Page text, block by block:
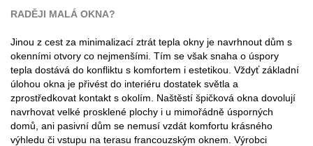
RADĚJI MALÁ OKNA?
Jinou z cest za minimalizací ztrát tepla okny je navrhnout dům s
okenními otvory co nejmenšími. Tím se však snaha o úspory
tepla dostává do konfliktu s komfortem i estetikou. Vždyť základní
úlohou okna je přivést do interiéru dostatek světla a
zprostředkovat kontakt s okolím. Naštěstí špičková okna dovolují
navrhovat velké prosklené plochy i u mimořádně úsporných
domů, ani pasivní dům se nemusí vzdát komfortu krásného
výhledu či vstupu na terasu francouzským oknem. Výrobci